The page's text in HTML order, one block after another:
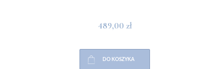
489,00 zł
DO KOSZYKA